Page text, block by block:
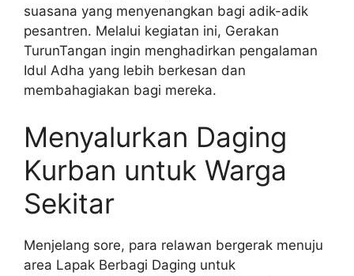
suasana yang menyenangkan bagi adik-adik
pesantren. Melalui kegiatan ini, Gerakan
TurunTangan ingin menghadirkan pengalaman
Idul Adha yang lebih berkesan dan
membahagiakan bagi mereka.
Menyalurkan Daging
Kurban untuk Warga
Sekitar
Menjelang sore, para relawan bergerak menuju
area Lapak Berbagi Daging untuk